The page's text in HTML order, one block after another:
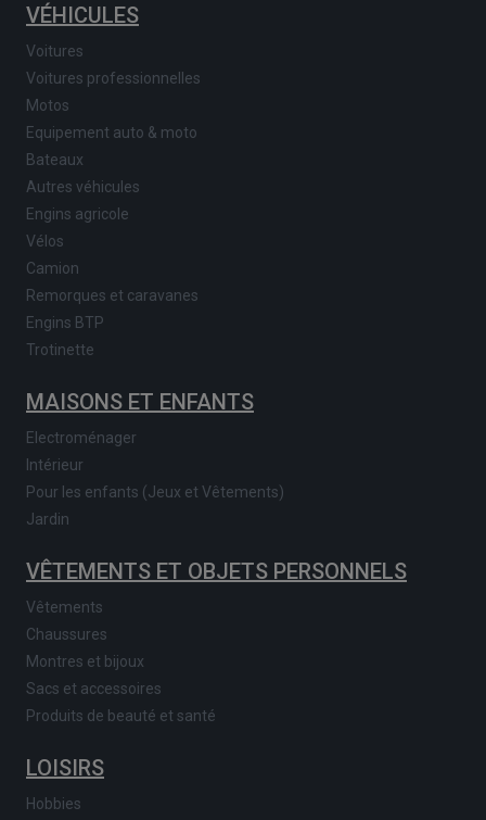
VÉHICULES
Voitures
Voitures professionnelles
Motos
Equipement auto & moto
Bateaux
Autres véhicules
Engins agricole
Vélos
Camion
Remorques et caravanes
Engins BTP
Trotinette
MAISONS ET ENFANTS
Electroménager
Intérieur
Pour les enfants (Jeux et Vêtements)
Jardin
VÊTEMENTS ET OBJETS PERSONNELS
Vêtements
Chaussures
Montres et bijoux
Sacs et accessoires
Produits de beauté et santé
LOISIRS
Hobbies